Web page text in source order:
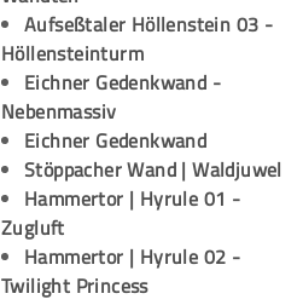
Aufseßtaler Höllenstein 03 -
Höllensteinturm
Eichner Gedenkwand -
Nebenmassiv
Eichner Gedenkwand
Stöppacher Wand | Waldjuwel
Hammertor | Hyrule 01 -
Zugluft
Hammertor | Hyrule 02 -
Twilight Princess